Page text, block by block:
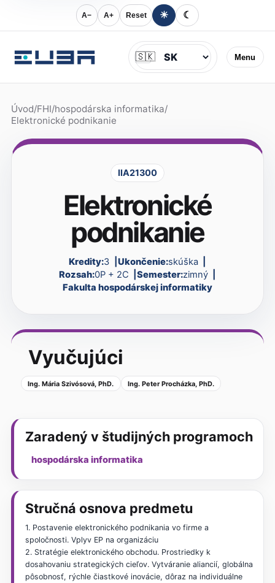
A− A+ Reset ☀ ☾
Menu
Jazyk
🇸🇰
Úvod/FHI/hospodárska informatika/
Elektronické podnikanie
IIA21300
Elektronické
podnikanie
Kredity:3 Ukončenie:skúška
Rozsah:0P + 2C Semester:zimný
Fakulta hospodárskej informatiky
Vyučujúci
Ing. Mária Szivósová, PhD. Ing. Peter Procházka, PhD.
Zaradený v študijných programoch
hospodárska informatika
Stručná osnova predmetu
1. Postavenie elektronického podnikania vo firme a
spoločnosti. Vplyv EP na organizáciu
2. Stratégie elektronického obchodu. Prostriedky k
dosahovaniu strategických cieľov. Vytváranie aliancií, globálna
pôsobnosť, rýchle čiastkové inovácie, dôraz na individuálne